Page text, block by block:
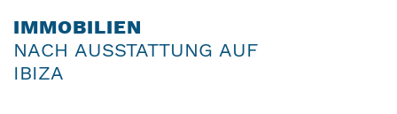
IMMOBILIEN
NACH AUSSTATTUNG AUF
IBIZA